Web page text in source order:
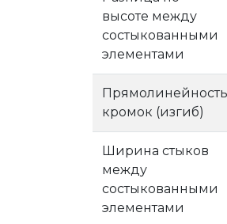
высоте между
состыкованными
элементами
Прямолинейность
кромок (изгиб)
Ширина стыков
между
состыкованными
элементами